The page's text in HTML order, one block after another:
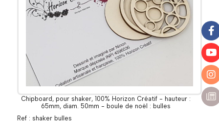
Chipboard, pour shaker, 100% Horizon Créatif - hauteur :
65mm, diam. 50mm - boule de noël : bulles
Ref : shaker bulles